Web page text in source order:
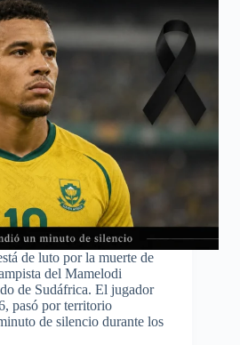
de luto por la muerte de
del Mamelodi
de Sudáfrica. El jugador
pasó por territorio
de silencio durante los